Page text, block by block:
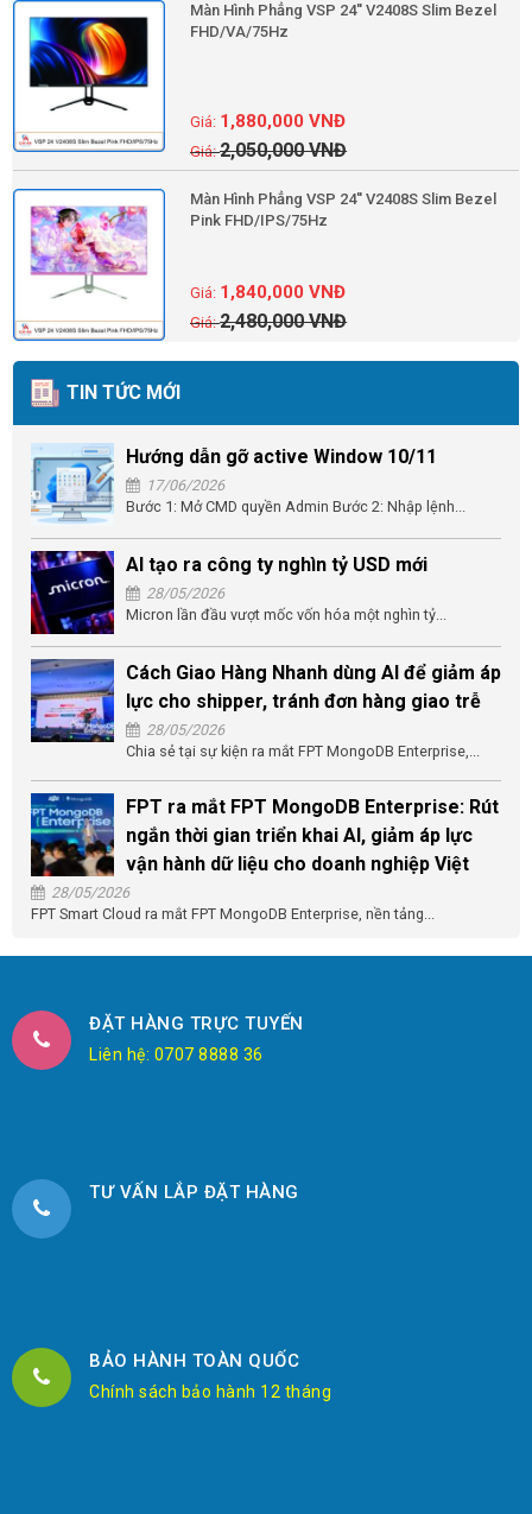
Màn Hình Phẳng VSP 24'' V2408S Slim Bezel
FHD/VA/75Hz
2,050,000VNĐ
1,880,000VNĐ
Màn Hình Phẳng VSP 24'' V2408S Slim Bezel
Pink FHD/IPS/75Hz
2,480,000VNĐ
1,840,000VNĐ
TIN TỨC MỚI
Hướng dẫn gỡ active Window 10/11
17/06/2026
Bước 1: Mở CMD quyền Admin Bước 2: Nhập lệnh...
AI tạo ra công ty nghìn tỷ USD mới
28/05/2026
Micron lần đầu vượt mốc vốn hóa một nghìn tỷ...
Cách Giao Hàng Nhanh dùng AI để giảm áp
lực cho shipper, tránh đơn hàng giao trễ
28/05/2026
Chia sẻ tại sự kiện ra mắt FPT MongoDB Enterprise,...
FPT ra mắt FPT MongoDB Enterprise: Rút
ngắn thời gian triển khai AI, giảm áp lực
vận hành dữ liệu cho doanh nghiệp Việt
28/05/2026
FPT Smart Cloud ra mắt FPT MongoDB Enterprise, nền tảng...
ĐẶT HÀNG TRỰC TUYẾN
Liên hệ: 0707 8888 36
TƯ VẤN LẮP ĐẶT HÀNG
BẢO HÀNH TOÀN QUỐC
Chính sách bảo hành 12 tháng